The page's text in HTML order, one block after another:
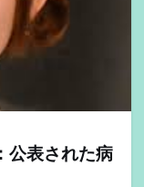
公表された病